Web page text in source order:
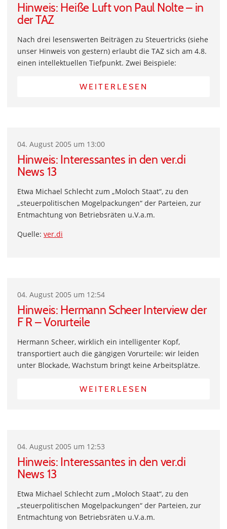
Hinweis: Heiße Luft von Paul Nolte – in
der TAZ
Nach drei lesenswerten Beiträgen zu Steuertricks (siehe
unser Hinweis von gestern) erlaubt die TAZ sich am 4.8.
einen intellektuellen Tiefpunkt. Zwei Beispiele:
WEITERLESEN
04. August 2005 um 13:00
Hinweis: Interessantes in den ver.di
News 13
Etwa Michael Schlecht zum „Moloch Staat“, zu den
„steuerpolitischen Mogelpackungen“ der Parteien, zur
Entmachtung von Betriebsräten u.V.a.m.
Quelle: ver.di
04. August 2005 um 12:54
Hinweis: Hermann Scheer Interview der
F R – Vorurteile
Hermann Scheer, wirklich ein intelligenter Kopf,
transportiert auch die gängigen Vorurteile: wir leiden
unter Blockade, Wachstum bringt keine Arbeitsplätze.
WEITERLESEN
04. August 2005 um 12:53
Hinweis: Interessantes in den ver.di
News 13
Etwa Michael Schlecht zum „Moloch Staat“, zu den
„steuerpolitischen Mogelpackungen“ der Parteien, zur
Entmachtung von Betriebsräten u.V.a.m.